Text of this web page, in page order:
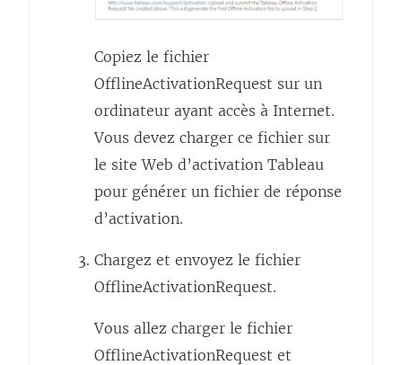
Copiez le fichier
OfflineActivationRequest sur un
ordinateur ayant accès à Internet.
Vous devez charger ce fichier sur
le site Web d’activation Tableau
pour générer un fichier de réponse
d’activation.
Chargez et envoyez le fichier
OfflineActivationRequest.
Vous allez charger le fichier
OfflineActivationRequest et